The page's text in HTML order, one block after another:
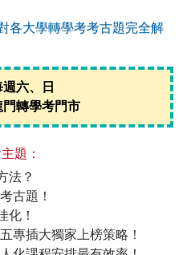
各大學轉學考考古題完全解
六、日
轉學考門市
題：
法？
古題！
化！
專插大獨家上榜策略！